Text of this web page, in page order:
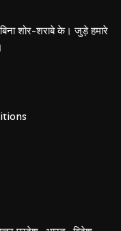
शोर-शराबे के। जुड़े हमारे